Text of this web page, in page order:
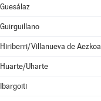
Guesálaz
Guirguillano
Hiriberri/Villanueva de Aezkoa
Huarte/Uharte
Ibargoiti